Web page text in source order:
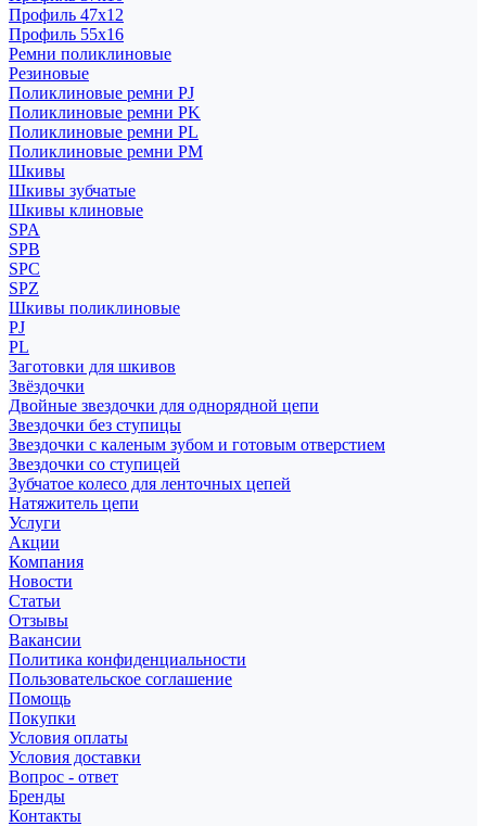
Профиль 47x12
Профиль 55x16
Ремни поликлиновые
Резиновые
Поликлиновые ремни PJ
Поликлиновые ремни PK
Поликлиновые ремни PL
Поликлиновые ремни PM
Шкивы
Шкивы зубчатые
Шкивы клиновые
SPA
SPB
SPC
SPZ
Шкивы поликлиновые
PJ
PL
Заготовки для шкивов
Звёздочки
Двойные звездочки для однорядной цепи
Звездочки без ступицы
Звездочки с каленым зубом и готовым отверстием
Звездочки со ступицей
Зубчатое колесо для ленточных цепей
Натяжитель цепи
Услуги
Акции
Компания
Новости
Статьи
Отзывы
Вакансии
Политика конфиденциальности
Пользовательское соглашение
Помощь
Покупки
Условия оплаты
Условия доставки
Вопрос - ответ
Бренды
Контакты